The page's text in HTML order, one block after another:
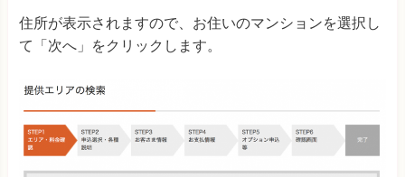
住所が表示されますので、お住いのマンションを選択し
て「次へ」をクリックします。